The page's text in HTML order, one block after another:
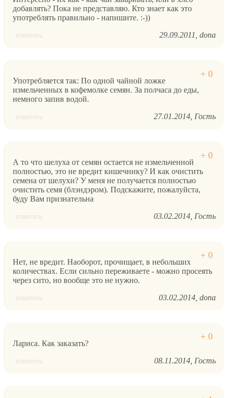
добавлять? Пока не представляю. Кто знает как это
употреблять правильно - напишите. :-))
ответить 29.09.2011 dona
Употребляется так: По одной чайной ложке
измельченных в кофемолке семян. За полчаса до еды,
немного запив водой.
ответить 27.01.2014 Гость
А то что шелуха от семян остается не измельченной
полностью, это не вредит кишечнику? И как очистить
семена от шелухи? У меня не получается полностью
очистить семя (блэндэром). Подскажите, пожалуйста,
буду Вам признательна
ответить 03.02.2014 Гость
Нет, не вредит. Наоборот, прочищает, в небольших
количествах. Если сильно переживаете - можно просеять
через сито, но вообще это не нужно.
ответить 03.02.2014 dona
Лариса. Как заказать?
ответить 08.11.2014 Гость